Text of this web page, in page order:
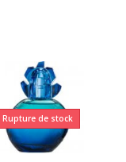
Rupture de stock